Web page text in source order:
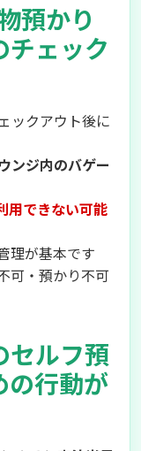
預かり
チェック
ックアウト後に
ンジ内のバゲー
用できない可能
理が基本です
可・預かり不可
セルフ預
の行動が